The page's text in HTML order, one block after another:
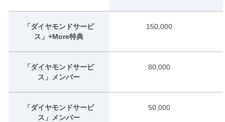
「ダイヤモンドサービ
ス」+More特典
150,000
「ダイヤモンドサービ
ス」メンバー
80,000
「ダイヤモンドサービ
ス」メンバー
50,000